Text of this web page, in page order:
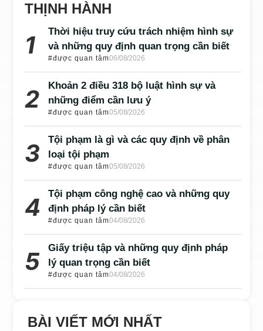
THỊNH HÀNH
Thời hiệu truy cứu trách nhiệm hình sự
và những quy định quan trọng cần biết
#được quan tâm06/08/2026
Khoản 2 điều 318 bộ luật hình sự và
những điểm cần lưu ý
#được quan tâm05/08/2026
Tội phạm là gì và các quy định về phân
loại tội phạm
#được quan tâm05/08/2026
Tội phạm công nghệ cao và những quy
định pháp lý cần biết
#được quan tâm04/08/2026
Giấy triệu tập và những quy định pháp
lý quan trọng cần biết
#được quan tâm04/08/2026
BÀI VIẾT MỚI NHẤT